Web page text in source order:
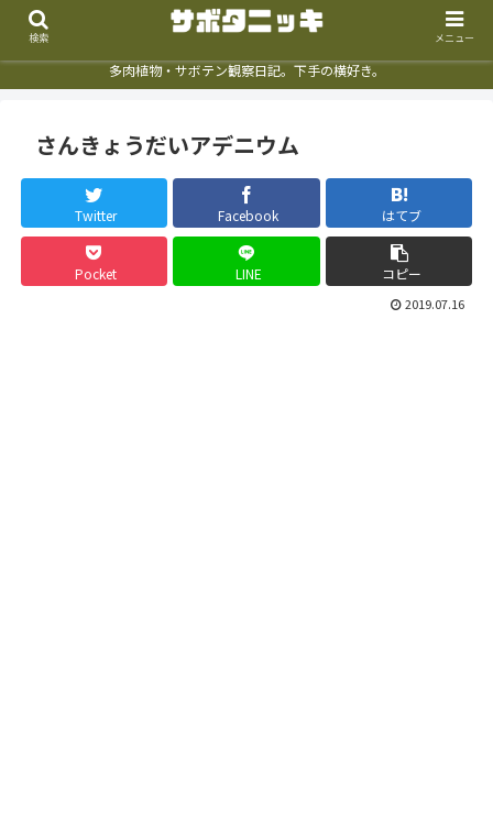
多肉植物・サボテン観察日記。下手の横好き。
さんきょうだいアデニウム
Twitter Facebook はてブ
Pocket LINE コピー
2019.07.16
検索 メニュー